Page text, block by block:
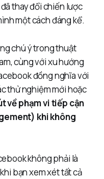
thay đổi chiến lược
một cách đáng kể.
chú ý trong thuật
cùng với xu hướng
đồng nghĩa với
thử nghiệm mới hoặc
về phạm vi tiếp cận
khi không
không phải là
bạn xem xét tất cả